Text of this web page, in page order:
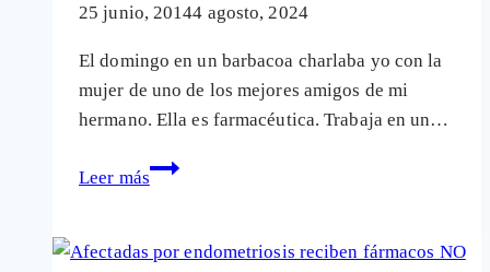
25 junio, 20144 agosto, 2024
El domingo en un barbacoa charlaba yo con la
mujer de uno de los mejores amigos de mi
hermano. Ella es farmacéutica. Trabaja en un…
Leer más
Lo
que